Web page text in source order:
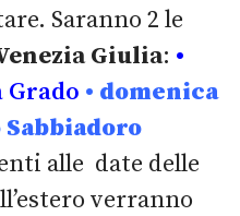
Saranno 2 le
Giulia: •
Grado • domenica
Sabbiadoro
alle date delle
verranno